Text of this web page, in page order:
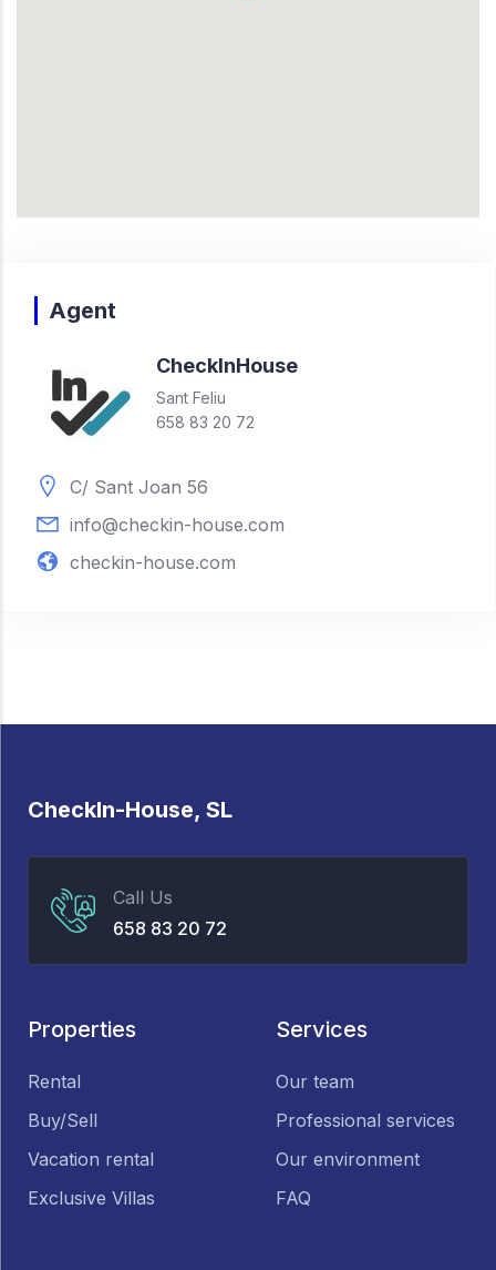
Agent
CheckInHouse
Sant Feliu
658 83 20 72
C/ Sant Joan 56
info@checkin-house.com
checkin-house.com
CheckIn-House, SL
Call Us
658 83 20 72
Properties
Rental
Buy/Sell
Vacation rental
Exclusive Villas
Services
Our team
Professional services
Our environment
FAQ